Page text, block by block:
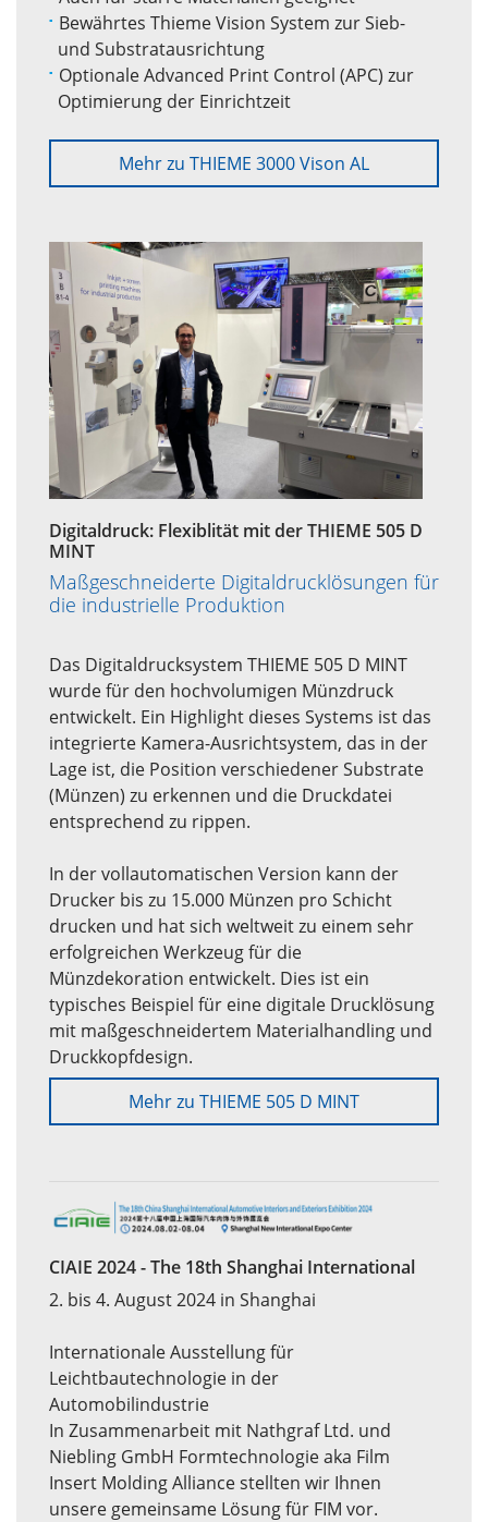
Bewährtes Thieme Vision System zur Sieb-
und Substratausrichtung
Optionale Advanced Print Control (APC) zur
Optimierung der Einrichtzeit
Mehr zu THIEME 3000 Vison AL
Digitaldruck: Flexiblität mit der THIEME 505 D
MINT
Maßgeschneiderte Digitaldrucklösungen für
die industrielle Produktion
Das Digitaldrucksystem THIEME 505 D MINT
wurde für den hochvolumigen Münzdruck
entwickelt. Ein Highlight dieses Systems ist das
integrierte Kamera-Ausrichtsystem, das in der
Lage ist, die Position verschiedener Substrate
(Münzen) zu erkennen und die Druckdatei
entsprechend zu rippen.
In der vollautomatischen Version kann der
Drucker bis zu 15.000 Münzen pro Schicht
drucken und hat sich weltweit zu einem sehr
erfolgreichen Werkzeug für die
Münzdekoration entwickelt. Dies ist ein
typisches Beispiel für eine digitale Drucklösung
mit maßgeschneidertem Materialhandling und
Druckkopfdesign.
Mehr zu THIEME 505 D MINT
CIAIE 2024 - The 18th Shanghai International
2. bis 4. August 2024 in Shanghai
Internationale Ausstellung für
Leichtbautechnologie in der
Automobilindustrie
In Zusammenarbeit mit Nathgraf Ltd. und
Niebling GmbH Formtechnologie aka Film
Insert Molding Alliance stellten wir Ihnen
unsere gemeinsame Lösung für FIM vor.